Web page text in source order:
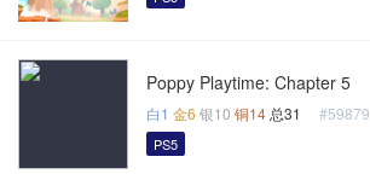
Poppy Playtime: Chapter 5
白1 金6 银10 铜14 总31 #59879
PS5